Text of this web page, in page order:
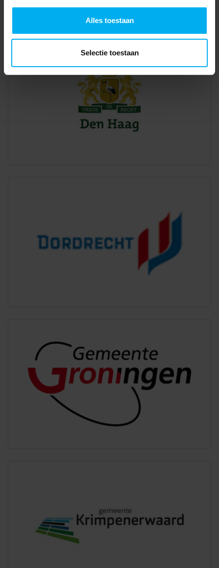
Alles toestaan
Selectie toestaan